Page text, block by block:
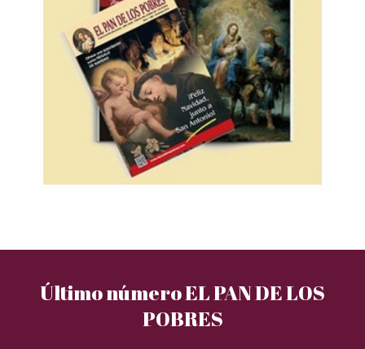
Último número EL PAN DE LOS
POBRES